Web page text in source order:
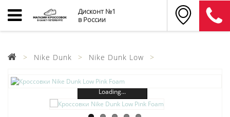
Дисконт №1
в России
Nike Dunk Nike Dunk Low
Loading...